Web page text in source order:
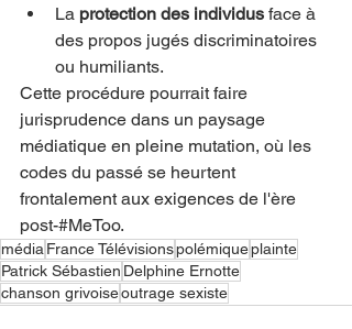
La protection des individus face à
des propos jugés discriminatoires
ou humiliants.
Cette procédure pourrait faire
jurisprudence dans un paysage
médiatique en pleine mutation, où les
codes du passé se heurtent
frontalement aux exigences de l'ère
post-#MeToo.
médiaFrance Télévisionspolémiqueplainte
Patrick Sébastien Delphine Ernotte
chanson grivoiseoutrage sexiste